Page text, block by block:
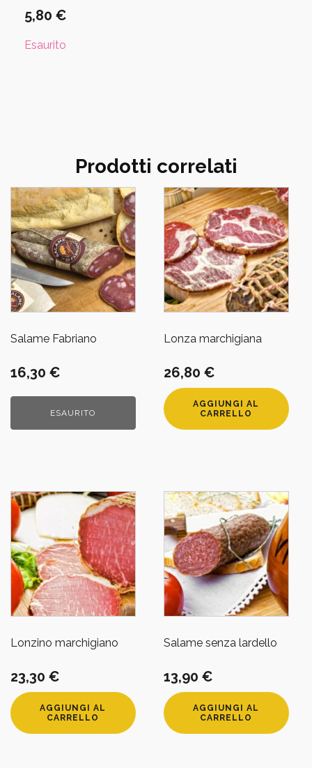
5,80 €
Esaurito
Prodotti correlati
Salame Fabriano
16,30 €
ESAURITO
Lonza marchigiana
26,80 €
AGGIUNGI AL
CARRELLO
Lonzino marchigiano
23,30 €
AGGIUNGI AL
CARRELLO
Salame senza lardello
13,90 €
AGGIUNGI AL
CARRELLO